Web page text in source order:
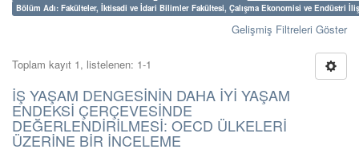
Bölüm Adı: Fakülteler, İktisadi ve İdari Bilimler Fakültesi, Çalışma Ekonomisi ve Endüstri
Gelişmiş Filtreleri Göster
Toplam kayıt 1, listelenen: 1-1
İŞ YAŞAM DENGESİNİN DAHA İYİ YAŞAM
ENDEKSİ ÇERÇEVESİNDE
DEĞERLENDİRİLMESİ: OECD ÜLKELERİ
ÜZERİNE BİR İNCELEME